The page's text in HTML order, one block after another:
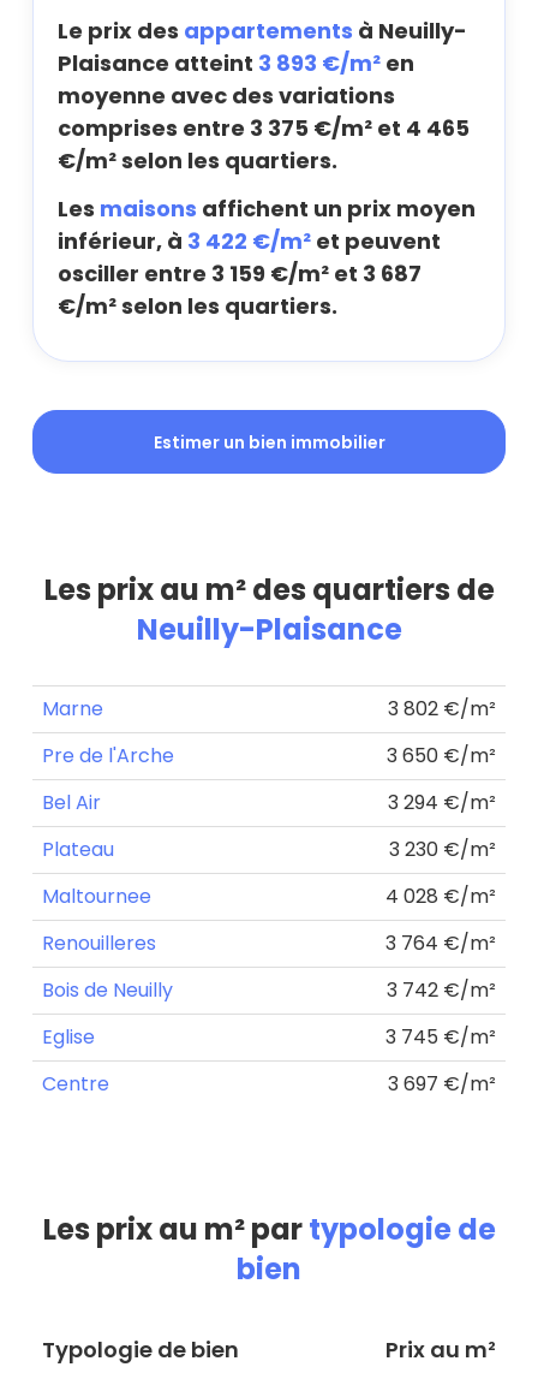
Le prix des appartements à Neuilly-
Plaisance atteint 3 893 €/m² en
moyenne avec des variations
comprises entre 3 375 €/m² et 4 465
€/m² selon les quartiers.
Les maisons affichent un prix moyen
inférieur, à 3 422 €/m² et peuvent
osciller entre 3 159 €/m² et 3 687
€/m² selon les quartiers.
Estimer un bien immobilier
Les prix au m² des quartiers de
Neuilly-Plaisance
Marne
3 802 €/m²
Pre de l'Arche
3 650 €/m²
Bel Air
3 294 €/m²
Plateau
3 230 €/m²
Maltournee
4 028 €/m²
Renouilleres
3 764 €/m²
Bois de Neuilly
3 742 €/m²
Eglise
3 745 €/m²
Centre
3 697 €/m²
Les prix au m² partypologie de
bien
Typologie de bien Prix au m²